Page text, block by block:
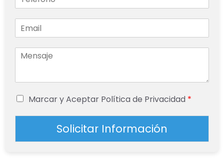
Marcar y Aceptar Política de Privacidad *
Solicitar Información